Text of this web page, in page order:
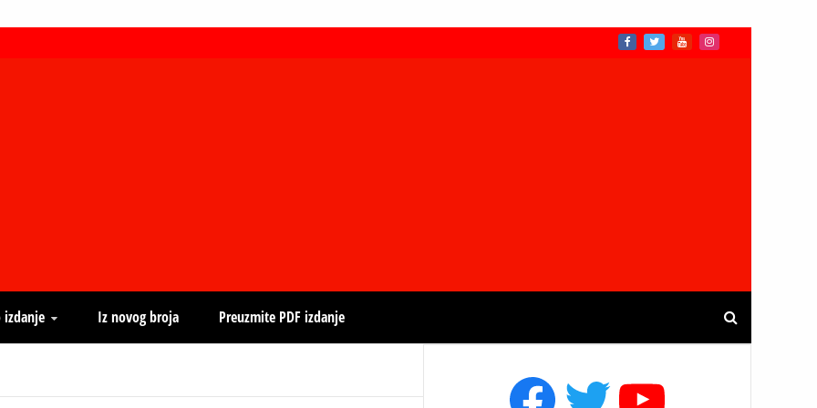
izdanje Iz novog broja Preuzmite PDF izdanje